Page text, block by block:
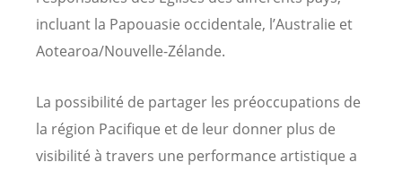
incluant la Papouasie occidentale, l’Australie et
Aotearoa/Nouvelle-Zélande.
La possibilité de partager les préoccupations de
la région Pacifique et de leur donner plus de
visibilité à travers une performance artistique a